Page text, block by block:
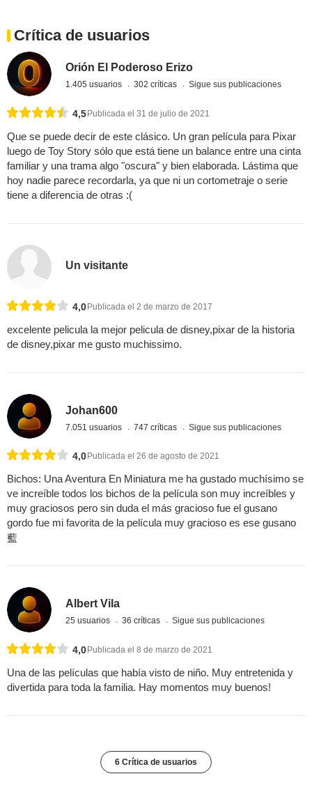
Crítica de usuarios
Orión El Poderoso Erizo
1.405 usuarios 302 críticas Sigue sus publicaciones
4,5Publicada el 31 de julio de 2021
Que se puede decir de este clásico. Un gran película para Pixar
luego de Toy Story sólo que está tiene un balance entre una cinta
familiar y una trama algo "oscura" y bien elaborada. Lástima que
hoy nadie parece recordarla, ya que ni un cortometraje o serie
tiene a diferencia de otras :(
Un visitante
4,0 Publicada el 2 de marzo de 2017
excelente pelicula la mejor pelicula de disney,pixar de la historia
de disney,pixar me gusto muchissimo.
Johan600
7.051 usuarios 747 críticas Sigue sus publicaciones
4,0 Publicada el 26 de agosto de 2021
Bichos: Una Aventura En Miniatura me ha gustado muchísimo se
ve increíble todos los bichos de la película son muy increíbles y
muy graciosos pero sin duda el más gracioso fue el gusano
gordo fue mi favorita de la película muy gracioso es ese gusano
藍
Albert Vila
25 usuarios 36 críticas Sigue sus publicaciones
4,0Publicada el 8 de marzo de 2021
Una de las películas que había visto de niño. Muy entretenida y
divertida para toda la familia. Hay momentos muy buenos!
6 Crítica de usuarios